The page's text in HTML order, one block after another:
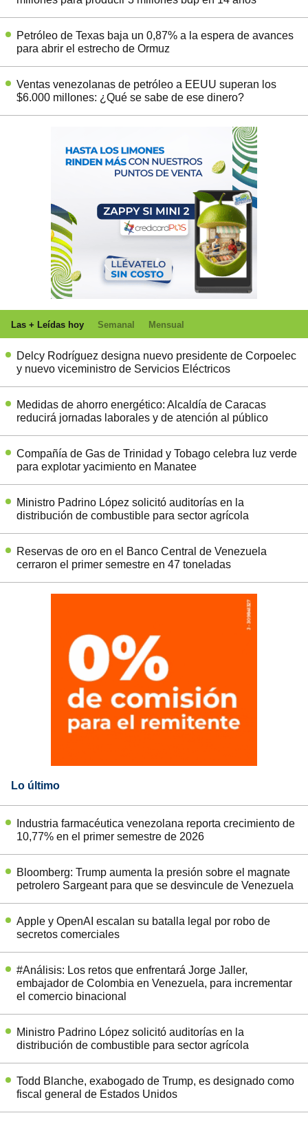
Petróleo de Texas baja un 0,87% a la espera de avances
para abrir el estrecho de Ormuz
Ventas venezolanas de petróleo a EEUU superan los
$6.000 millones: ¿Qué se sabe de ese dinero?
Las + Leídas hoy Semanal Mensual
Delcy Rodríguez designa nuevo presidente de Corpoelec
y nuevo viceministro de Servicios Eléctricos
Medidas de ahorro energético: Alcaldía de Caracas
reducirá jornadas laborales y de atención al público
Compañía de Gas de Trinidad y Tobago celebra luz verde
para explotar yacimiento en Manatee
Ministro Padrino López solicitó auditorías en la
distribución de combustible para sector agrícola
Reservas de oro en el Banco Central de Venezuela
cerraron el primer semestre en 47 toneladas
Lo último
Industria farmacéutica venezolana reporta crecimiento de
10,77% en el primer semestre de 2026
Bloomberg: Trump aumenta la presión sobre el magnate
petrolero Sargeant para que se desvincule de Venezuela
Apple y OpenAI escalan su batalla legal por robo de
secretos comerciales
#Análisis: Los retos que enfrentará Jorge Jaller,
embajador de Colombia en Venezuela, para incrementar
el comercio binacional
Ministro Padrino López solicitó auditorías en la
distribución de combustible para sector agrícola
Todd Blanche, exabogado de Trump, es designado como
fiscal general de Estados Unidos